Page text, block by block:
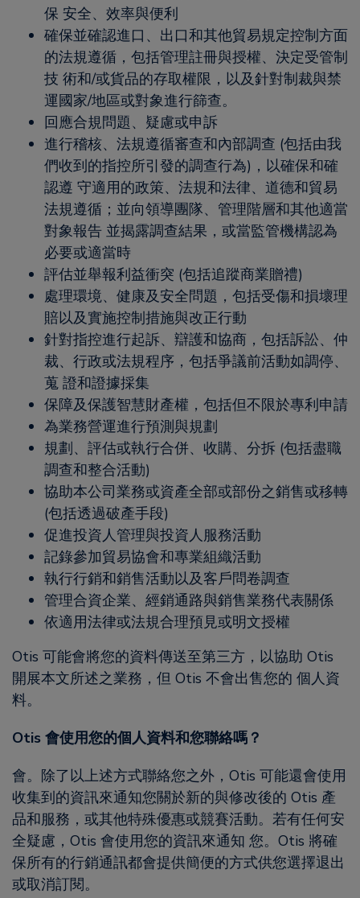
保 安全、效率與便利
確保並確認進口、出口和其他貿易規定控制方面
的法規遵循，包括管理註冊與授權、決定受管制
技 術和/或貨品的存取權限，以及針對制裁與禁
運國家/地區或對象進行篩查。
回應合規問題、疑慮或申訴
進行稽核、法規遵循審查和內部調查 (包括由我
們收到的指控所引發的調查行為)，以確保和確
認遵 守適用的政策、法規和法律、道德和貿易
法規遵循；並向領導團隊、管理階層和其他適當
對象報告 並揭露調查結果，或當監管機構認為
必要或適當時
評估並舉報利益衝突 (包括追蹤商業贈禮)
處理環境、健康及安全問題，包括受傷和損壞理
賠以及實施控制措施與改正行動
針對指控進行起訴、辯護和協商，包括訴訟、仲
裁、行政或法規程序，包括爭議前活動如調停、
蒐 證和證據採集
保障及保護智慧財產權，包括但不限於專利申請
為業務營運進行預測與規劃
規劃、評估或執行合併、收購、分拆 (包括盡職
調查和整合活動)
協助本公司業務或資產全部或部份之銷售或移轉
(包括透過破產手段)
促進投資人管理與投資人服務活動
記錄參加貿易協會和專業組織活動
執行行銷和銷售活動以及客戶問卷調查
管理合資企業、經銷通路與銷售業務代表關係
依適用法律或法規合理預見或明文授權
Otis 可能會將您的資料傳送至第三方，以協助 Otis
開展本文所述之業務，但 Otis 不會出售您的 個人資
料。
Otis 會使用您的個人資料和您聯絡嗎？
會。除了以上述方式聯絡您之外，Otis 可能還會使用
收集到的資訊來通知您關於新的與修改後的 Otis 產
品和服務，或其他特殊優惠或競賽活動。若有任何安
全疑慮，Otis 會使用您的資訊來通知 您。Otis 將確
保所有的行銷通訊都會提供簡便的方式供您選擇退出
或取消訂閱。